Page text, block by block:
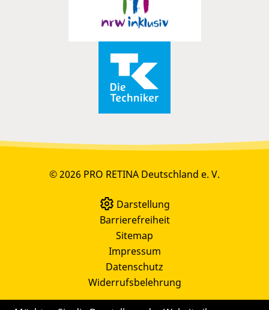
© 2026 PRO RETINA Deutschland e. V.
Darstellung
Barrierefreiheit
Sitemap
Impressum
Datenschutz
Widerrufsbelehrung